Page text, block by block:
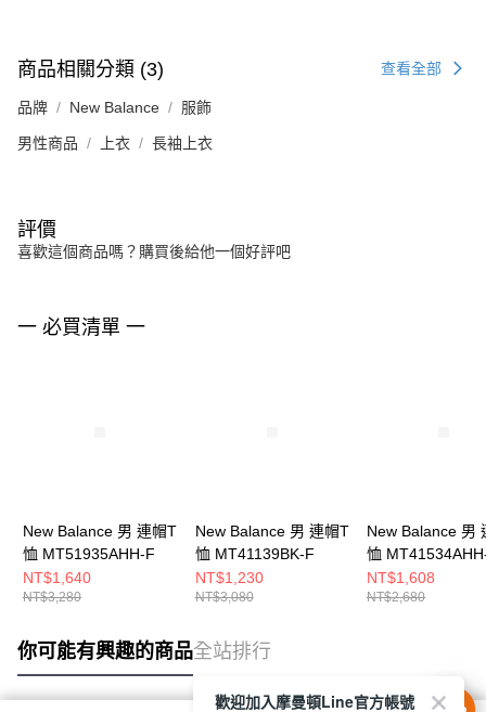
商品相關分類 (3) 查看全部
品牌 New Balance 服飾
男性商品 上衣 長袖上衣
評價
喜歡這個商品嗎？購買後給他一個好評吧
一 必買清單 一
New Balance 男 連帽T
恤 MT51935AHH-F
NT$1,640
NT$3,280
New Balance 男 連帽T
恤 MT41139BK-F
NT$1,230
NT$3,080
New Balance 男
恤
NT$1,608
NT$2,680
你可能有興趣的商品全站排行
歡迎加入摩曼頓Line官方帳號